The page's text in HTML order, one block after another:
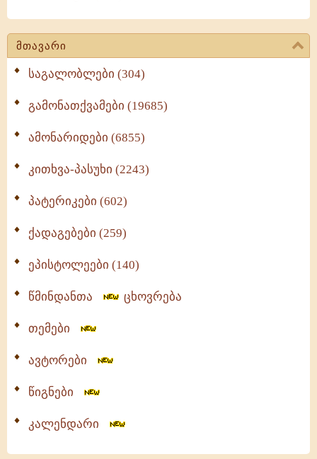
მთავარი
საგალობლები (304)
გამონათქვამები (19685)
ამონარიდები (6855)
კითხვა-პასუხი (2243)
პატერიკები (602)
ქადაგებები (259)
ეპისტოლეები (140)
წმინდანთა ცხოვრება
თემები
ავტორები
წიგნები
კალენდარი